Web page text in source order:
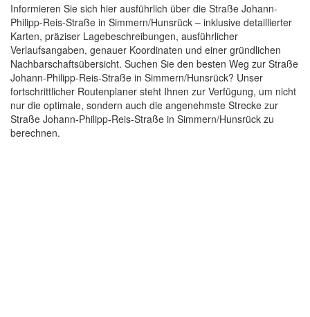
Informieren Sie sich hier ausführlich über die Straße Johann-
Philipp-Reis-Straße in Simmern/Hunsrück – inklusive detaillierter
Karten, präziser Lagebeschreibungen, ausführlicher
Verlaufsangaben, genauer Koordinaten und einer gründlichen
Nachbarschaftsübersicht. Suchen Sie den besten Weg zur Straße
Johann-Philipp-Reis-Straße in Simmern/Hunsrück? Unser
fortschrittlicher Routenplaner steht Ihnen zur Verfügung, um nicht
nur die optimale, sondern auch die angenehmste Strecke zur
Straße Johann-Philipp-Reis-Straße in Simmern/Hunsrück zu
berechnen.